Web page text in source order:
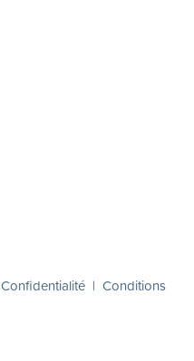
Confidentialité | Conditions